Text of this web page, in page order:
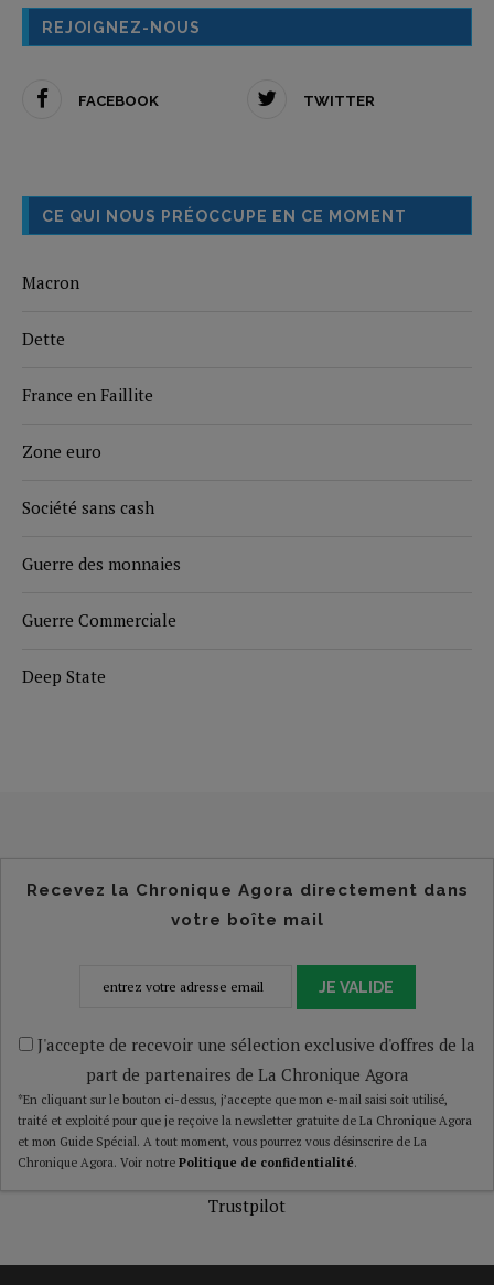
REJOIGNEZ-NOUS
FACEBOOK TWITTER
CE QUI NOUS PRÉOCCUPE EN CE MOMENT
Macron
Dette
France en Faillite
Zone euro
Société sans cash
Guerre des monnaies
Guerre Commerciale
Deep State
Recevez la Chronique Agora directement dans
votre boîte mail
JE VALIDE
J'accepte de recevoir une sélection exclusive d'offres de la
part de partenaires de La Chronique Agora
*En cliquant sur le bouton ci-dessus, j’accepte que mon e-mail saisi soit utilisé,
traité et exploité pour que je reçoive la newsletter gratuite de La Chronique Agora
et mon Guide Spécial. A tout moment, vous pourrez vous désinscrire de La
Chronique Agora. Voir notre Politique de confidentialité.
Trustpilot